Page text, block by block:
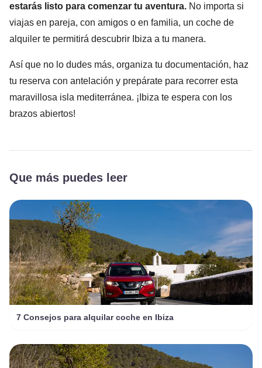
estarás listo para comenzar tu aventura. No importa si
viajas en pareja, con amigos o en familia, un coche de
alquiler te permitirá descubrir Ibiza a tu manera.
Así que no lo dudes más, organiza tu documentación, haz
tu reserva con antelación y prepárate para recorrer esta
maravillosa isla mediterránea. ¡Ibiza te espera con los
brazos abiertos!
Que más puedes leer
7 Consejos para alquilar coche en Ibiza